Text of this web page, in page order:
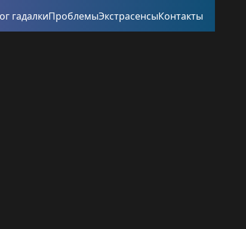
гадалкиПроблемыЭкстрасенсыКонтакты